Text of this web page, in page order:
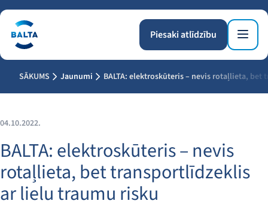
Piesaki atlīdzību
SĀKUMS Jaunumi BALTA: elektroskūteris – nevis rotaļlieta,
04.10.2022.
BALTA: elektroskūteris – nevis
rotaļlieta, bet transportlīdzeklis
ar lielu traumu risku